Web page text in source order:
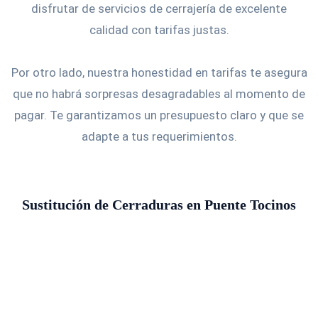
disfrutar de servicios de cerrajería de excelente
calidad con tarifas justas.
Por otro lado, nuestra honestidad en tarifas te asegura
que no habrá sorpresas desagradables al momento de
pagar. Te garantizamos un presupuesto claro y que se
adapte a tus requerimientos.
Sustitución de Cerraduras en Puente Tocinos